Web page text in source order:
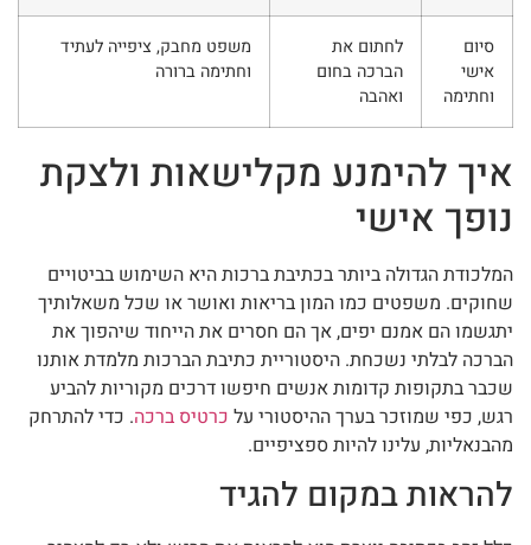
סיום
אישי
וחתימה
לחתום את
הברכה בחום
ואהבה
משפט מחבק, ציפייה לעתיד
וחתימה ברורה
איך להימנע מקלישאות ולצקת
נופך אישי
המלכודת הגדולה ביותר בכתיבת ברכות היא השימוש בביטויים
שחוקים. משפטים כמו המון בריאות ואושר או שכל משאלותיך
יתגשמו הם אמנם יפים, אך הם חסרים את הייחוד שיהפוך את
הברכה לבלתי נשכחת. היסטוריית כתיבת הברכות מלמדת אותנו
שכבר בתקופות קדומות אנשים חיפשו דרכים מקוריות להביע
רגש, כפי שמוזכר בערך ההיסטורי על כרטיס ברכה. כדי להתרחק
מהבנאליות, עלינו להיות ספציפיים.
להראות במקום להגיד